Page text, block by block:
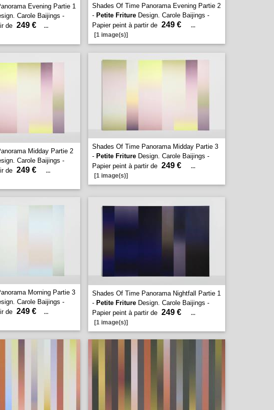
Evening Partie 1
Carole Baijings -
de 249 €
...
Shades Of Time Panorama Evening Partie 2
- Petite Friture Design. Carole Baijings -
Papier peint à partir de 249 €
...
[1 image(s)]
Midday Partie 2
Carole Baijings -
de 249 €
...
Shades Of Time Panorama Midday Partie 3
- Petite Friture Design. Carole Baijings -
Papier peint à partir de 249 €
...
[1 image(s)]
Morning Partie 3
Carole Baijings -
de 249 €
...
Shades Of Time Panorama Nightfall Partie 1
- Petite Friture Design. Carole Baijings -
Papier peint à partir de 249 €
...
[1 image(s)]